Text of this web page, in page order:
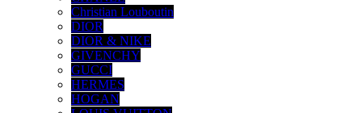
Christian Louboutin
DIOR
DIOR & NIKE
GIVENCHY
GUCCI
HERMES
HOGAN